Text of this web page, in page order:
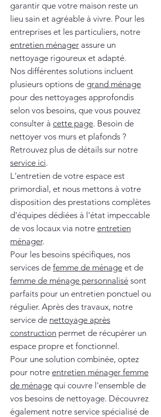
garantir que votre maison reste un
lieu sain et agréable à vivre. Pour les
entreprises et les particuliers, notre
entretien ménager assure un
nettoyage rigoureux et adapté.
Nos différentes solutions incluent
plusieurs options de grand ménage
pour des nettoyages approfondis
selon vos besoins, que vous pouvez
consulter à cette page. Besoin de
nettoyer vos murs et plafonds ?
Retrouvez plus de détails sur notre
service ici.
L'entretien de votre espace est
primordial, et nous mettons à votre
disposition des prestations complètes
d'équipes dédiées à l'état impeccable
de vos locaux via notre entretien
ménager.
Pour les besoins spécifiques, nos
services de femme de ménage et de
femme de ménage personnalisé sont
parfaits pour un entretien ponctuel ou
régulier. Après des travaux, notre
service de nettoyage après
construction permet de récupérer un
espace propre et fonctionnel.
Pour une solution combinée, optez
pour notre entretien ménager femme
de ménage qui couvre l'ensemble de
vos besoins de nettoyage. Découvrez
également notre service spécialisé de